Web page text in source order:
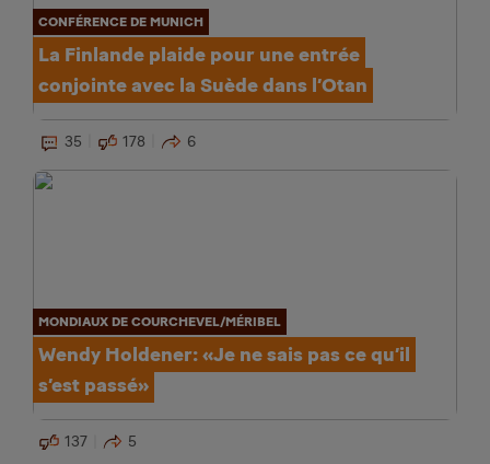
CONFÉRENCE DE MUNICH
La Finlande plaide pour une entrée
conjointe avec la Suède dans l’Otan
35 178 6
MONDIAUX DE COURCHEVEL/MÉRIBEL
Wendy Holdener: «Je ne sais pas ce qu’il
s’est passé»
137 5